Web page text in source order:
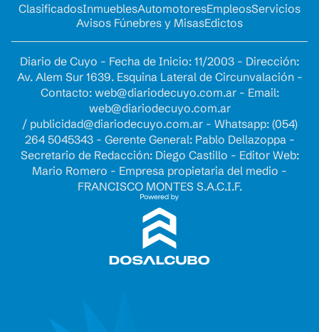
ClasificadosInmueblesAutomotoresEmpleosServicios
Avisos Fúnebres y MisasEdictos
Diario de Cuyo - Fecha de Inicio: 11/2003 - Dirección:
Av. Alem Sur 1639. Esquina Lateral de Circunvalación -
Contacto: web@diariodecuyo.com.ar- Email:
web@diariodecuyo.com.ar
/ publicidad@diariodecuyo.com.ar- Whatsapp: (054)
264 5045343 - Gerente General: Pablo Dellazoppa -
Secretario de Redacción: Diego Castillo - Editor Web:
Mario Romero - Empresa propietaria del medio -
FRANCISCO MONTES S.A.C.I.F.